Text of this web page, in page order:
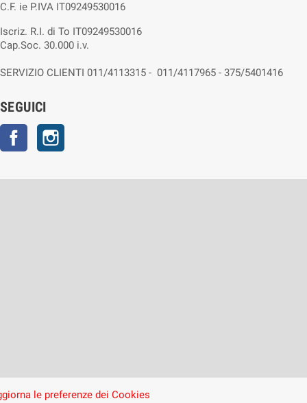
C.F. ie P.IVA IT09249530016
Iscriz. R.I. di To IT09249530016
Cap.Soc. 30.000 i.v.
SERVIZIO CLIENTI 011/4113315 - 011/4117965 - 375/5401416
SEGUICI
Facebook
le preferenze dei Cookies